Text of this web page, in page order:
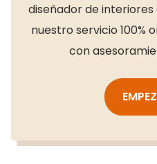
diseñador de
nuestro servicio 100%
con